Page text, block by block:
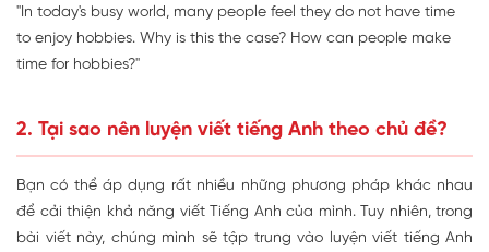
"In today's busy world, many people feel they do not have time
to enjoy hobbies. Why is this the case? How can people make
time for hobbies?"
2. Tại sao nên luyện viết tiếng Anh theo chủ đề?
Bạn có thể áp dụng rất nhiều những phương pháp khác nhau
để cải thiện khả năng viết Tiếng Anh của mình. Tuy nhiên, trong
bài viết này, chúng mình sẽ tập trung vào luyện viết tiếng Anh